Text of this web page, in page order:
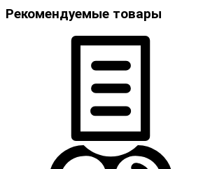
Рекомендуемые товары